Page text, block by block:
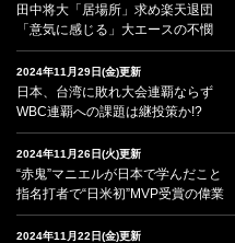
田中将大「居場所」求め楽天退団
「意気に感じる」大エースの不憫
2024年11月29日(金)更新
日本、台湾に敗れ大会連覇ならず
WBC連覇への課題は継投策か!?
2024年11月26日(火)更新
“赤鬼”マニエルが日本で学んだこと
指名打者で“日米初”MVP受賞の偉業
2024年11月22日(金)更新